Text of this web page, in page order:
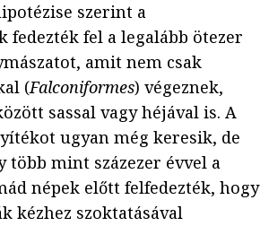
szerint a
fedezték fel a legalább ötezer
amit nem csak
(Falconiformes) végeznek,
sassal vagy héjával is. A
ugyan még keresik, de
több mint százezer évvel a
népek előtt felfedezték, hogy
kézhez szoktatásával